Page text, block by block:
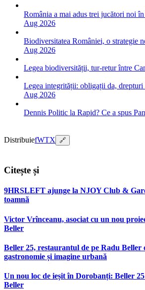
România a mai adus trei jucători noi
Aug 2026
Biodiversitatea României, o strategie
Aug 2026
Legea biodiversității, tur-retur între
Legea integrității: obligații da,
Aug 2026
Dennis Politic la Rapid? Ce a spus
DistribuiefWTX 🔗
Citește și
9HRSLEFT ajunge la NJOY Club &
toamnă
Victor Vrînceanu, asociat cu un nou
Beller
Beller 25, restaurantul de pe Radu Beller
gastronomie și imagine urbană
Un nou loc de ieșit în Dorobanți: Beller 25
Beller